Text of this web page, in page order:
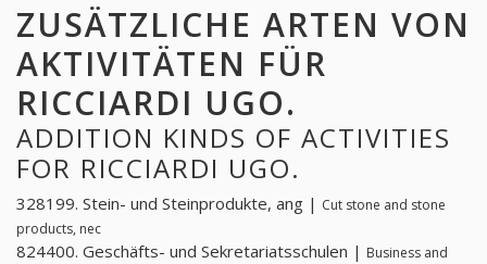
ZUSÄTZLICHE ARTEN VON
AKTIVITÄTEN FÜR
RICCIARDI UGO.
ADDITION KINDS OF ACTIVITIES
FOR RICCIARDI UGO.
328199. Stein- und Steinprodukte, ang | Cut stone and stone
products, nec
824400. Geschäfts- und Sekretariatsschulen | Business and